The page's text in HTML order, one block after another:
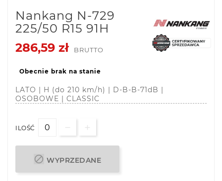
Nankang N-729
225/50 R15 91H
286,59 zł
BRUTTO
Obecnie brak na stanie
LATO | H (do 210 km/h) | D-B-B-71dB |
OSOBOWE | CLASSIC
ILOŚĆ
 WYPRZEDANE